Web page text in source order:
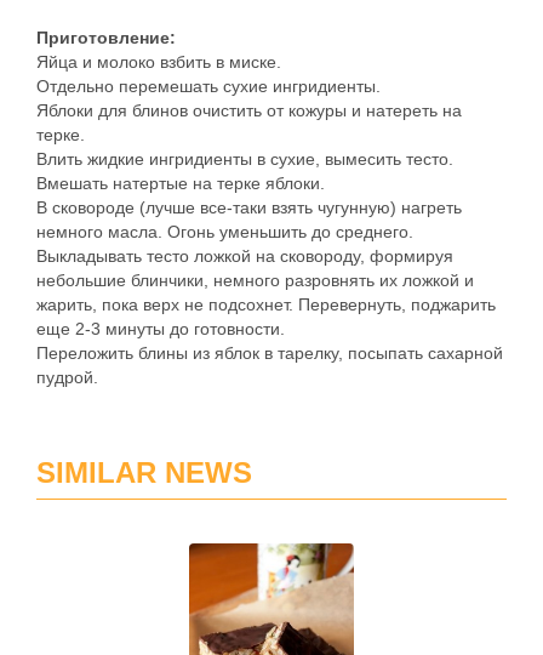
Приготовление:
Яйца и молоко взбить в миске.
Отдельно перемешать сухие ингридиенты.
Яблоки для блинов очистить от кожуры и натереть на
терке.
Влить жидкие ингридиенты в сухие, вымесить тесто.
Вмешать натертые на терке яблоки.
В сковороде (лучше все-таки взять чугунную) нагреть
немного масла. Огонь уменьшить до среднего.
Выкладывать тесто ложкой на сковороду, формируя
небольшие блинчики, немного разровнять их ложкой и
жарить, пока верх не подсохнет. Перевернуть, поджарить
еще 2-3 минуты до готовности.
Переложить блины из яблок в тарелку, посыпать сахарной
пудрой.
SIMILAR NEWS